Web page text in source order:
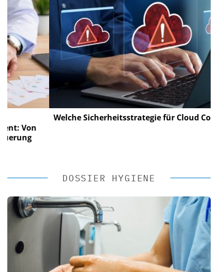
Welche Sicherheitsstrategie für Cloud
DOSSIER HYGIENE